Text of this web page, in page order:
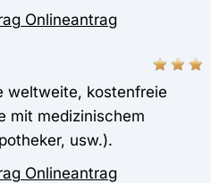
Onlineantrag
weltweite, kostenfreie
mit medizinischem
usw.).
Onlineantrag